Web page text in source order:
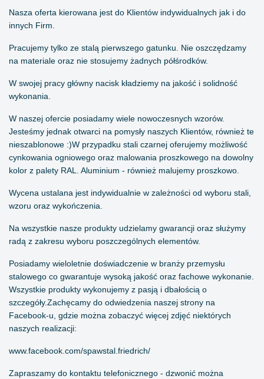
Nasza oferta kierowana jest do Klientów indywidualnych jak i do
innych Firm.
Pracujemy tylko ze stalą pierwszego gatunku. Nie oszczędzamy
na materiale oraz nie stosujemy żadnych półśrodków.
W swojej pracy główny nacisk kładziemy na jakość i solidność
wykonania.
W naszej ofercie posiadamy wiele nowoczesnych wzorów.
Jesteśmy jednak otwarci na pomysły naszych Klientów, również te
nieszablonowe :)W przypadku stali czarnej oferujemy możliwość
cynkowania ogniowego oraz malowania proszkowego na dowolny
kolor z palety RAL. Aluminium - również malujemy proszkowo.
Wycena ustalana jest indywidualnie w zależności od wyboru stali,
wzoru oraz wykończenia.
Na wszystkie nasze produkty udzielamy gwarancji oraz służymy
radą z zakresu wyboru poszczególnych elementów.
Posiadamy wieloletnie doświadczenie w branży przemysłu
stalowego co gwarantuje wysoką jakość oraz fachowe wykonanie.
Wszystkie produkty wykonujemy z pasją i dbałością o
szczegóły.Zachęcamy do odwiedzenia naszej strony na
Facebook-u, gdzie można zobaczyć więcej zdjęć niektórych
naszych realizacji:
www.facebook.com/spawstal.friedrich/
Zapraszamy do kontaktu telefonicznego - dzwonić można